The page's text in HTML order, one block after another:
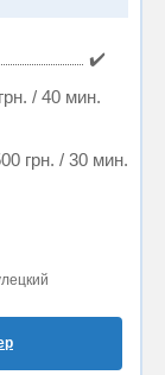
✔️
/ 40 мин.
грн. / 30 мин.